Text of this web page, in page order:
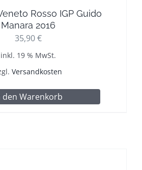
Rosso IGP Guido
Manara 2016
35,90€
inkl. 19 % MwSt.
Versandkosten
den Warenkorb